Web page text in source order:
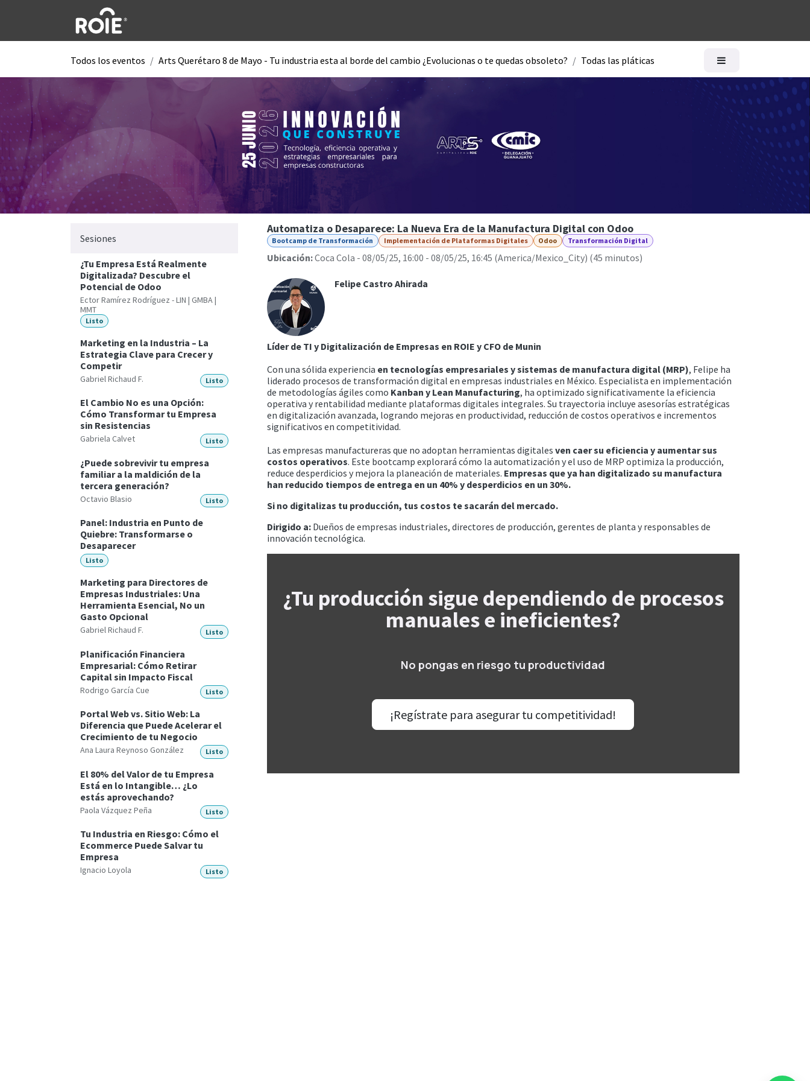
Todos los eventos Arts Querétaro 8 de Mayo - Tu industria esta al borde del cambio ¿Evolucionas o te quedas obsoleto? Todas las pláticas
Sesiones
¿Tu Empresa Está Realmente
Digitalizada? Descubre el
Potencial de Odoo
Ector Ramírez Rodríguez - LIN | GMBA |
MMT
Listo
Marketing en la Industria – La
Estrategia Clave para Crecer y
Competir
Gabriel Richaud F. Listo
El Cambio No es una Opción:
Cómo Transformar tu Empresa
sin Resistencias
Gabriela Calvet Listo
¿Puede sobrevivir tu empresa
familiar a la maldición de la
tercera generación?
Octavio Blasio Listo
Panel: Industria en Punto de
Quiebre: Transformarse o
Desaparecer
Listo
Marketing para Directores de
Empresas Industriales: Una
Herramienta Esencial, No un
Gasto Opcional
Gabriel Richaud F. Listo
Planificación Financiera
Empresarial: Cómo Retirar
Capital sin Impacto Fiscal
Rodrigo García Cue Listo
Portal Web vs. Sitio Web: La
Diferencia que Puede Acelerar el
Crecimiento de tu Negocio
Ana Laura Reynoso González Listo
El 80% del Valor de tu Empresa
Está en lo Intangible… ¿Lo
estás aprovechando?
Paola Vázquez Peña Listo
Tu Industria en Riesgo: Cómo el
Ecommerce Puede Salvar tu
Empresa
Ignacio Loyola Listo
Automatiza o Desaparece: La Nueva Era de la Manufactura Digital con Odoo
Bootcamp de Transformación Implementación de Plataformas Digitales Odoo Transformación Digital
Ubicación:Coca Cola - 08/05/25, 16:00 - 08/05/25, 16:45 (America/Mexico_City) (45 minutos)
Felipe Castro Ahirada
Líder de TI y Digitalización de Empresas en ROIE y CFO de Munin
Con una sólida experiencia en tecnologías empresariales y sistemas de manufactura digital (MRP), Felipe ha
liderado procesos de transformación digital en empresas industriales en México. Especialista en implementación
de metodologías ágiles como Kanban y Lean Manufacturing, ha optimizado significativamente la eficiencia
operativa y rentabilidad mediante plataformas digitales integrales. Su trayectoria incluye asesorías estratégicas
en digitalización avanzada, logrando mejoras en productividad, reducción de costos operativos e incrementos
significativos en competitividad.
Las empresas manufactureras que no adoptan herramientas digitales ven caer su eficiencia y aumentar sus
costos operativos. Este bootcamp explorará cómo la automatización y el uso de MRP optimiza la producción,
reduce desperdicios y mejora la planeación de materiales. Empresas que ya han digitalizado su manufactura
han reducido tiempos de entrega en un 40% y desperdicios en un 30%.
Si no digitalizas tu producción, tus costos te sacarán del mercado.
Dirigido a:Dueños de empresas industriales, directores de producción, gerentes de planta y responsables de
innovación tecnológica.
¿Tu producción sigue dependiendo de procesos
manuales e ineficientes?
No pongas en riesgo tu productividad
¡Regístrate para asegurar tu competitividad!